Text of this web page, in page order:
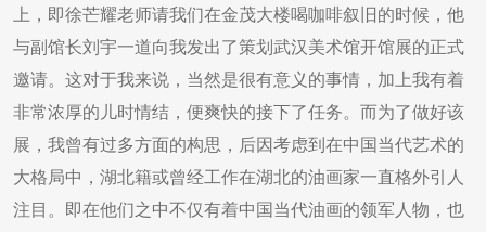
上，即徐芒耀老师请我们在金茂大楼喝咖啡叙旧的时候，他
与副馆长刘宇一道向我发出了策划武汉美术馆开馆展的正式
邀请。这对于我来说，当然是很有意义的事情，加上我有着
非常浓厚的儿时情结，便爽快的接下了任务。而为了做好该
展，我曾有过多方面的构思，后因考虑到在中国当代艺术的
大格局中，湖北籍或曾经工作在湖北的油画家一直格外引人
注目。即在他们之中不仅有着中国当代油画的领军人物，也